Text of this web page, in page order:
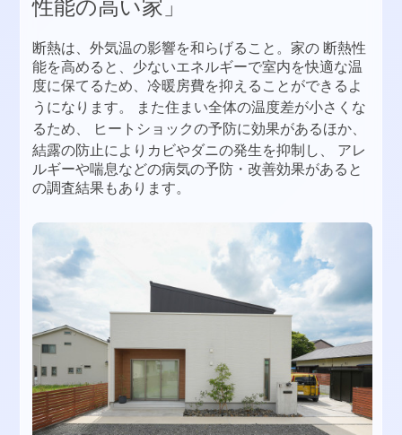
性能の高い家」
断熱は、外気温の影響を和らげること。家の 断熱性
能を高めると、少ないエネルギーで室内を快適な温
度に保てるため、冷暖房費を抑えることができるよ
うになります。
また住まい全体の温度差が小さくな
るため、
ヒートショックの予防に効果があるほか、
結露の防止によりカビやダニの発生を抑制し、
アレ
ルギーや喘息などの病気の予防・改善効果があると
の調査結果もあります。